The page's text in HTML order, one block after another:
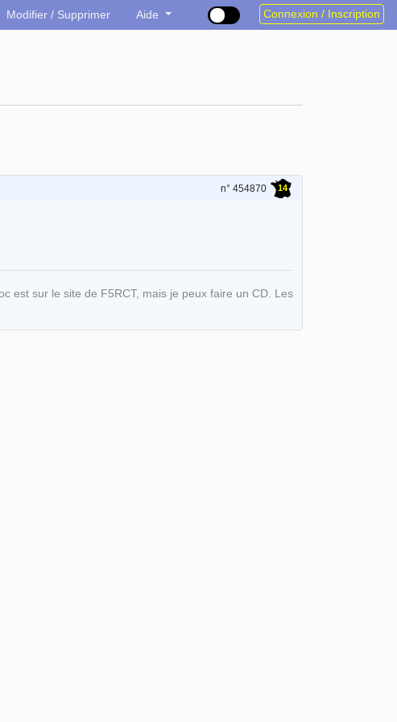
Modifier / Supprimer Aide Connexion / Inscription
n° 454870 14
est sur le site de F5RCT, mais je peux faire un CD. Les